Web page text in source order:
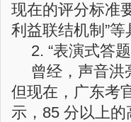
现在的评分标准
利益联结机制”等
2. “表演式答
曾经，声音洪
但现在，广东考
示，85 分以上的